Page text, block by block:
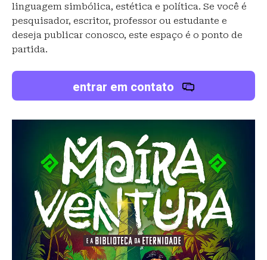
linguagem simbólica, estética e política. Se você é
pesquisador, escritor, professor ou estudante e
deseja publicar conosco, este espaço é o ponto de
partida.
entrar em contato